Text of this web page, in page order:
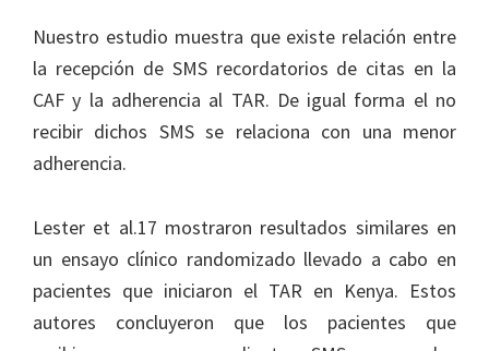
Nuestro estudio muestra que existe relación entre
la recepción de SMS recordatorios de citas en la
CAF y la adherencia al TAR. De igual forma el no
recibir dichos SMS se relaciona con una menor
adherencia.
Lester et al.17 mostraron resultados similares en
un ensayo clínico randomizado llevado a cabo en
pacientes que iniciaron el TAR en Kenya. Estos
autores concluyeron que los pacientes que